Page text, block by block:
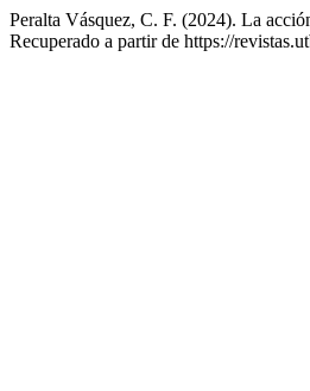
Peralta Vásquez, C. F. (2024). La
Recuperado a partir de https://